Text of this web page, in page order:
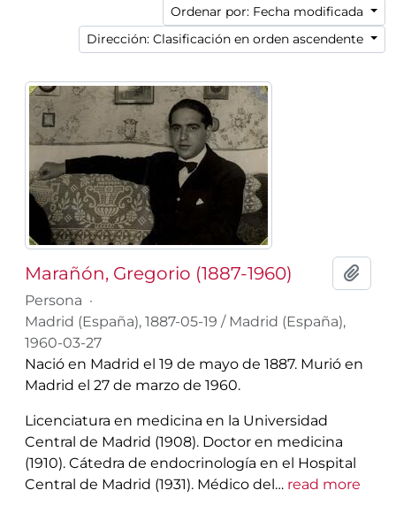
Ordenar por: Fecha modificada
Dirección: Clasificación en orden ascendente
Marañón, Gregorio (1887-1960)
Persona ·
Madrid (España), 1887-05-19 / Madrid (España),
1960-03-27
Nació en Madrid el 19 de mayo de 1887. Murió en
Madrid el 27 de marzo de 1960.
Licenciatura en medicina en la Universidad
Central de Madrid (1908). Doctor en medicina
(1910). Cátedra de endocrinología en el Hospital
Central de Madrid (1931). Médico del… read more